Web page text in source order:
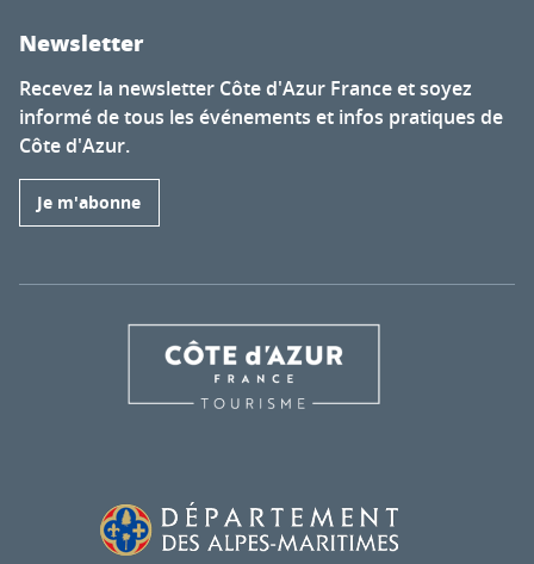
Newsletter
Recevez la newsletter Côte d'Azur France et soyez
informé de tous les événements et infos pratiques de
Côte d'Azur.
Je m'abonne